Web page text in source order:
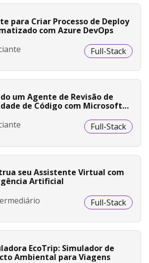
para Criar Processo de Deploy
com Azure DevOps
Full-Stack
um Agente de Revisão de
de Código com Microsoft
Full-Stack
seu Assistente Virtual com
Artificial
Full-Stack
EcoTrip: Simulador de
Ambiental para Viagens